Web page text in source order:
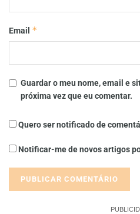
Email *
Guardar o meu nome, email e
próxima vez que eu comentar.
Quero ser notificado de
Notificar-me de novos artigos